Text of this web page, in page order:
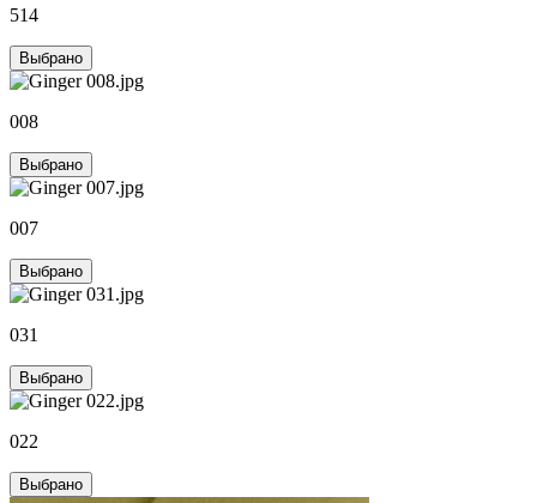
514
Выбрано
008
Выбрано
007
Выбрано
031
Выбрано
022
Выбрано